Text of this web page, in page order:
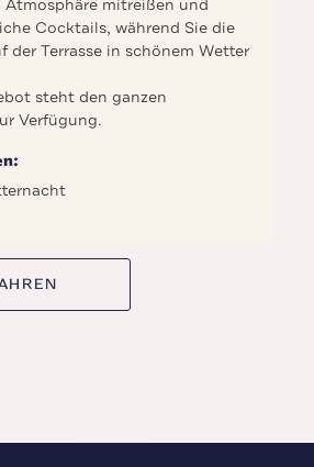
mitreißen und
Cocktails, während Sie die
der Terrasse in schönem Wetter
steht den ganzen
Verfügung.